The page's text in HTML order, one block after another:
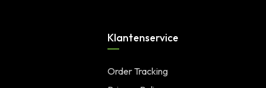
Klantenservice
Order Tracking